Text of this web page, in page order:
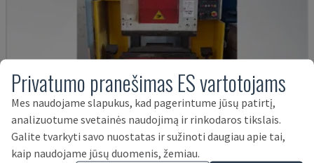
SMALL 835/25
Privatumo pranešimas ES vartotojams
Mes naudojame slapukus, kad pagerintume jūsų patirtį,
analizuotume svetainės naudojimą ir rinkodaros tikslais.
Galite tvarkyti savo nuostatas ir sužinoti daugiau apie tai,
kaip naudojame jūsų duomenis, žemiau.